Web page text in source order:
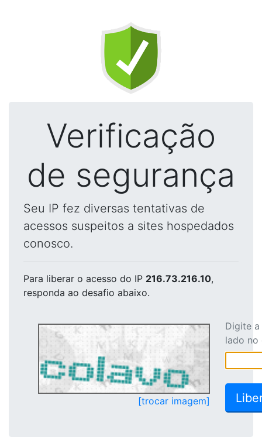
Verificação
de segurança
Seu IP fez diversas tentativas de
acessos suspeitos a sites hospedados
conosco.
Para liberar o acesso do IP 216.73.216.10,
responda ao desafio abaixo.
[trocar imagem]
Digite
lado no